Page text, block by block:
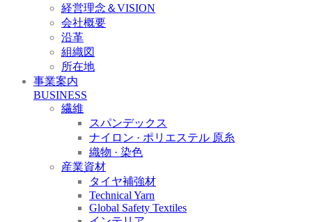
経営理念＆VISION
会社概要
沿革
組織図
所在地
事業案内
BUSINESS
繊維
スパンデックス
ナイロン · ポリエステル 原糸
織物 · 染色
産業資材
タイヤ補強材
Technical Yarn
Global Safety Textiles